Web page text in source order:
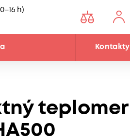
h)
Kontakty
teplomer